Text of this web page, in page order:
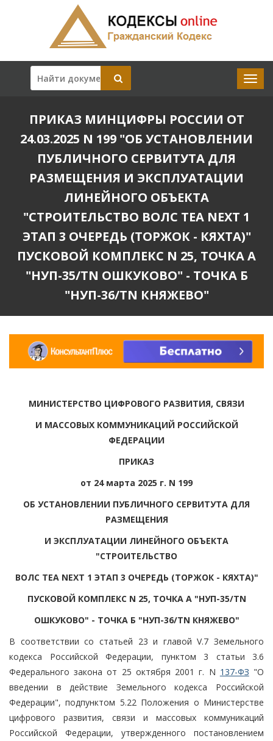
ПРИКАЗ МИНЦИФРЫ РОССИИ ОТ
24.03.2025 N 199 "ОБ УСТАНОВЛЕНИИ
ПУБЛИЧНОГО СЕРВИТУТА ДЛЯ
РАЗМЕЩЕНИЯ И ЭКСПЛУАТАЦИИ
ЛИНЕЙНОГО ОБЪЕКТА
"СТРОИТЕЛЬСТВО ВОЛС TEA NEXT 1
ЭТАП 3 ОЧЕРЕДЬ (ТОРЖОК - КЯХТА)"
ПУСКОВОЙ КОМПЛЕКС N 25, ТОЧКА А
"НУП-35/TN ОШКУКОВО" - ТОЧКА Б
"НУП-36/TN КНЯЖЕВО"
МИНИСТЕРСТВО ЦИФРОВОГО РАЗВИТИЯ, СВЯЗИ
И МАССОВЫХ КОММУНИКАЦИЙ РОССИЙСКОЙ
ФЕДЕРАЦИИ
ПРИКАЗ
от 24 марта 2025 г. N 199
ОБ УСТАНОВЛЕНИИ ПУБЛИЧНОГО СЕРВИТУТА ДЛЯ
РАЗМЕЩЕНИЯ
И ЭКСПЛУАТАЦИИ ЛИНЕЙНОГО ОБЪЕКТА
"СТРОИТЕЛЬСТВО
ВОЛС TEA NEXT 1 ЭТАП 3 ОЧЕРЕДЬ (ТОРЖОК - КЯХТА)"
ПУСКОВОЙ КОМПЛЕКС N 25, ТОЧКА А "НУП-35/TN
ОШКУКОВО" - ТОЧКА Б "НУП-36/TN КНЯЖЕВО"
В соответствии со статьей 23 и главой V.7 Земельного
кодекса Российской Федерации, пунктом 3 статьи 3.6
Федерального закона от 25 октября 2001 г. N 137-ФЗ "О
введении в действие Земельного кодекса Российской
Федерации", подпунктом 5.22 Положения о Министерстве
цифрового развития, связи и массовых коммуникаций
Российской Федерации, утвержденного постановлением